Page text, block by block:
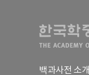
백과사전 소개